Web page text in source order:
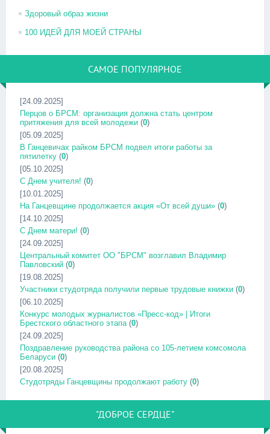
Здоровый образ жизни
100 ИДЕЙ ДЛЯ МОЕЙ СТРАНЫ
САМОЕ ПОПУЛЯРНОЕ
[24.09.2025]
Перцов о БРСМ: организация должна стать центром
притяжения для всей молодежи (0)
[05.09.2025]
В Ганцевичах райком БРСМ подвел итоги работы за
пятилетку (0)
[05.10.2025]
С Днем учителя! (0)
[10.01.2025]
На Ганцевщине продолжается акция «От всей души» (0)
[14.10.2025]
С Днем матери! (0)
[24.09.2025]
Центральный комитет ОО "БРСМ" возглавил Владимир
Павловский (0)
[19.08.2025]
Участники студотряда получили первые трудовые книжки (0)
[06.10.2025]
Конкурс молодых журналистов «Пресс-код» | Итоги
Брестского областного этапа (0)
[24.09.2025]
Поздравление руководства района со 105-летием комсомола
Беларуси (0)
[20.08.2025]
Студотряды Ганцевщины продолжают работу (0)
"ДОБРОЕ СЕРДЦЕ"